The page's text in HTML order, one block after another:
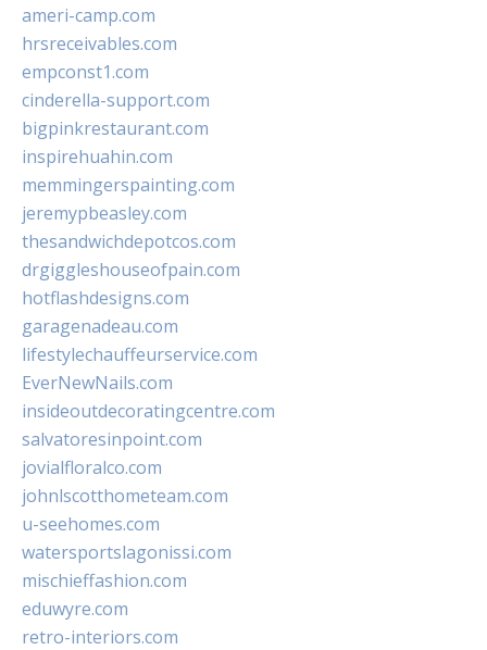
ameri-camp.com
hrsreceivables.com
empconst1.com
cinderella-support.com
bigpinkrestaurant.com
inspirehuahin.com
memmingerspainting.com
jeremypbeasley.com
thesandwichdepotcos.com
drgiggleshouseofpain.com
hotflashdesigns.com
garagenadeau.com
lifestylechauffeurservice.com
EverNewNails.com
insideoutdecoratingcentre.com
salvatoresinpoint.com
jovialfloralco.com
johnlscotthometeam.com
u-seehomes.com
watersportslagonissi.com
mischieffashion.com
eduwyre.com
retro-interiors.com